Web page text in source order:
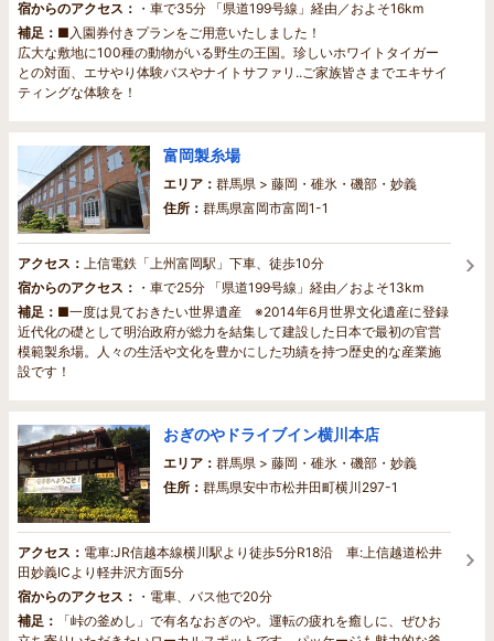
宿からのアクセス： ・車で35分 「県道199号線」経由／およそ16km
補足： ■入園券付きプランをご用意いたしました！
広大な敷地に100種の動物がいる野生の王国。珍しいホワイトタイガー
との対面、エサやり体験バスやナイトサファリ..ご家族皆さまでエキサイ
ティングな体験を！
富岡製糸場
エリア： 群馬県 > 藤岡・碓氷・磯部・妙義
住所： 群馬県富岡市富岡1-1
アクセス： 上信電鉄「上州富岡駅」下車、徒歩10分
宿からのアクセス： ・車で25分 「県道199号線」経由／およそ13km
補足： ■一度は見ておきたい世界遺産 ※2014年6月世界文化遺産に登録
近代化の礎として明治政府が総力を結集して建設した日本で最初の官営
模範製糸場。人々の生活や文化を豊かにした功績を持つ歴史的な産業施
設です！
おぎのやドライブイン横川本店
エリア： 群馬県 > 藤岡・碓氷・磯部・妙義
住所： 群馬県安中市松井田町横川297-1
アクセス： 電車:JR信越本線横川駅より徒歩5分R18沿 車:上信越道松井
田妙義ICより軽井沢方面5分
宿からのアクセス： ・電車、バス他で20分
補足：
「峠の釜めし」で有名なおぎのや。運転の疲れを癒しに、ぜひお